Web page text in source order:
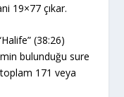
19×77 çıkar.
(38:26)
bulunduğu sure
171 veya